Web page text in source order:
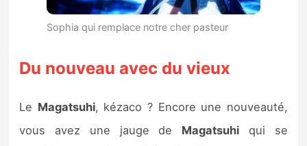
Sophia qui remplace notre cher pasteur
Du nouveau avec du vieux
Le Magatsuhi, kézaco ? Encore une nouveauté,
vous avez une jauge de Magatsuhi qui se